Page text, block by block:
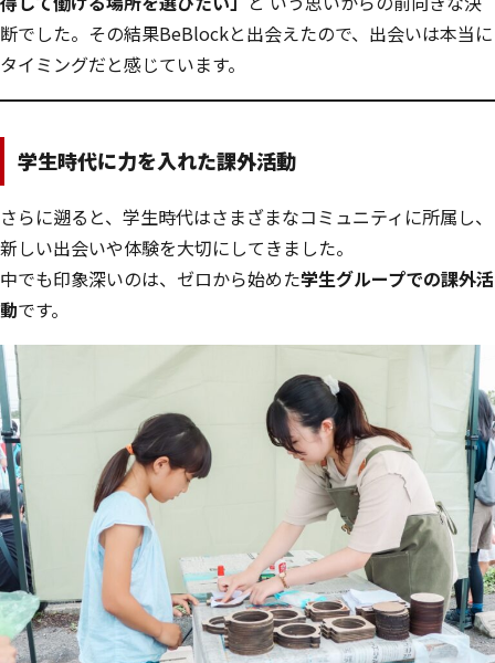
断でした。その結果BeBlockと出会えたので、出会いは本当に
タイミングだと感じています。
学生時代に力を入れた課外活動
さらに遡ると、学生時代はさまざまなコミュニティに所属し、
新しい出会いや体験を大切にしてきました。
中でも印象深いのは、ゼロから始めた学生グループでの課外活
動です。